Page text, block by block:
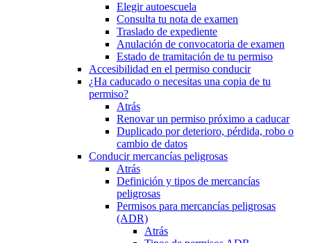
Elegir autoescuela
Consulta tu nota de examen
Traslado de expediente
Anulación de convocatoria de examen
Estado de tramitación de tu permiso
Accesibilidad en el permiso conducir
¿Ha caducado o necesitas una copia de tu
permiso?
Atrás
Renovar un permiso próximo a caducar
Duplicado por deterioro, pérdida, robo o
cambio de datos
Conducir mercancías peligrosas
Atrás
Definición y tipos de mercancías
peligrosas
Permisos para mercancías peligrosas
(ADR)
Atrás